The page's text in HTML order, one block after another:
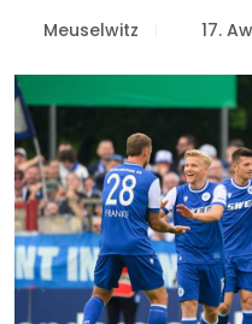
Meuselwitz 17.